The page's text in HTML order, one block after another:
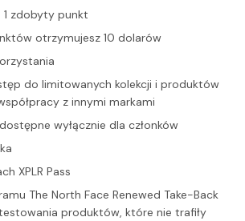
1 zdobyty punkt
otrzymujesz 10 dolarów
do limitowanych kolekcji i produktów
z innymi markami
wyłącznie dla członków
XPLR Pass
The North Face Renewed Take-Back
produktów, które nie trafiły